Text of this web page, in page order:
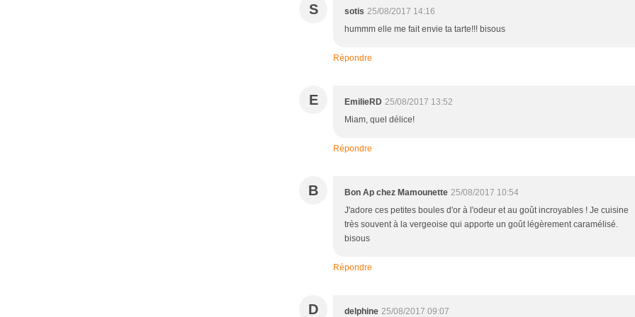
S sotis 25/08/2017 14:16
hummm elle me fait envie ta tarte!!! bisous
Répondre
E EmilieRD 25/08/2017 13:52
Miam, quel délice!
Répondre
B Bon Ap chez Mamounette 25/08/2017 10:54
J'adore ces petites boules d'or à l'odeur et au goût incroyables ! Je cuisine
très souvent à la vergeoise qui apporte un goût légèrement caramélisé.
bisous
Répondre
D delphine 25/08/2017 09:07